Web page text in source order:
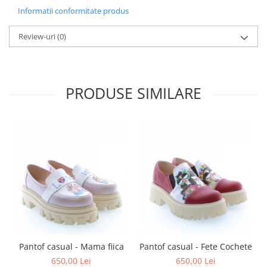
Informatii conformitate produs
Review-uri(0)
PRODUSE SIMILARE
Pantof casual - Mama fiica
650,00 Lei
Pantof casual - Fete Cochete
650,00 Lei